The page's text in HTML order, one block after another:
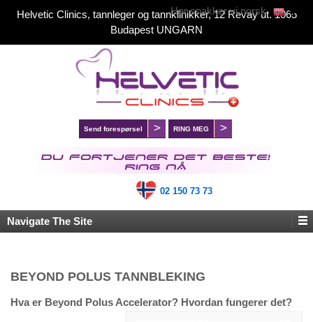
Helvetic Clinics, tannleger og tannklinikker, 12 Revay ut. 1065
Budapest UNGARN
Her snakker vi norsk
Send forespørsel RING MEG
02 150 73 73
Navigate The Site
BEYOND POLUS TANNBLEKING
Hva er Beyond Polus Accelerator? Hvordan fungerer det?